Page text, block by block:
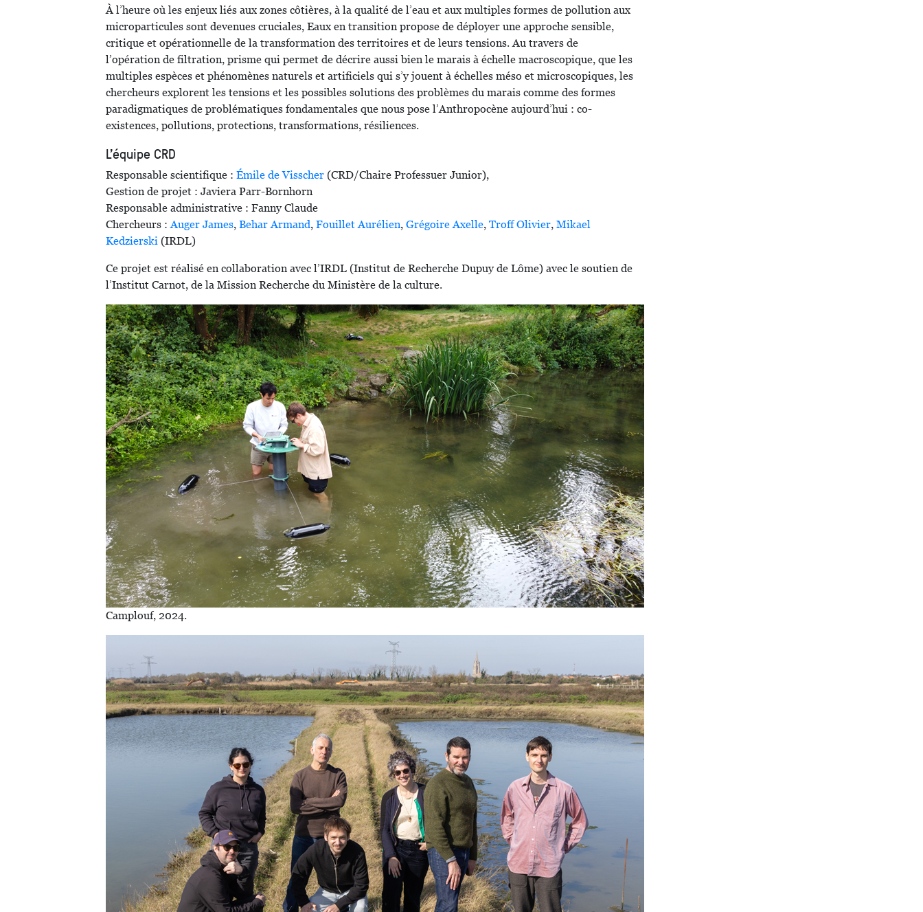
À l’heure où les enjeux liés aux zones côtières, à la qualité de l’eau et aux multiples formes de pollution aux
microparticules sont devenues cruciales, Eaux en transition propose de déployer une approche sensible,
critique et opérationnelle de la transformation des territoires et de leurs tensions. Au travers de
l’opération de filtration, prisme qui permet de décrire aussi bien le marais à échelle macroscopique, que les
multiples espèces et phénomènes naturels et artificiels qui s’y jouent à échelles méso et microscopiques, les
chercheurs explorent les tensions et les possibles solutions des problèmes du marais comme des formes
paradigmatiques de problématiques fondamentales que nous pose l’Anthropocène aujourd’hui : co-
existences, pollutions, protections, transformations, résiliences.
L'équipe CRD
Responsable scientifique : Émile de Visscher (CRD/Chaire Professuer Junior),
Gestion de projet : Javiera Parr-Bornhorn
Responsable administrative : Fanny Claude
Chercheurs :Auger James, Behar Armand, Fouillet Aurélien, Grégoire Axelle, Troff Olivier, Mikael
Kedzierski (IRDL)
Ce projet est réalisé en collaboration avec l’IRDL (Institut de Recherche Dupuy de Lôme) avec le soutien de
l’Institut Carnot, de la Mission Recherche du Ministère de la culture.
Camplouf, 2024.